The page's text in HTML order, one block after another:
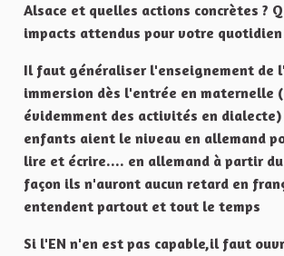
Alsace et quelles actions concrètes ?
impacts attendus pour votre quotidien
Il faut généraliser l'enseignement de
immersion dès l'entrée en maternelle
évidemment des activités en
enfants aient le niveau en allemand
lire et écrire.... en allemand à partir du
façon ils n'auront aucun retard en
entendent partout et tout le temps
Si l'EN n'en est pas capable,il faut